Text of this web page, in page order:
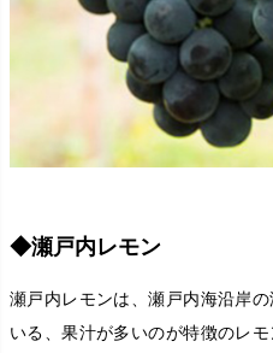
◆瀬戸内レモン
瀬戸内レモンは、瀬戸内海沿岸
いる、果汁が多いのが特徴のレ